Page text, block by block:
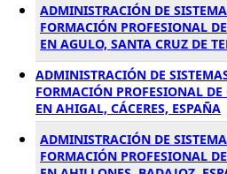
ADMINISTRACIÓN DE
FORMACIÓN PROFESIONAL
EN AGULO, SANTA CRUZ DE
ADMINISTRACIÓN DE
FORMACIÓN PROFESIONAL
EN AHIGAL, CÁCERES, ESPAÑA
ADMINISTRACIÓN DE
FORMACIÓN PROFESIONAL